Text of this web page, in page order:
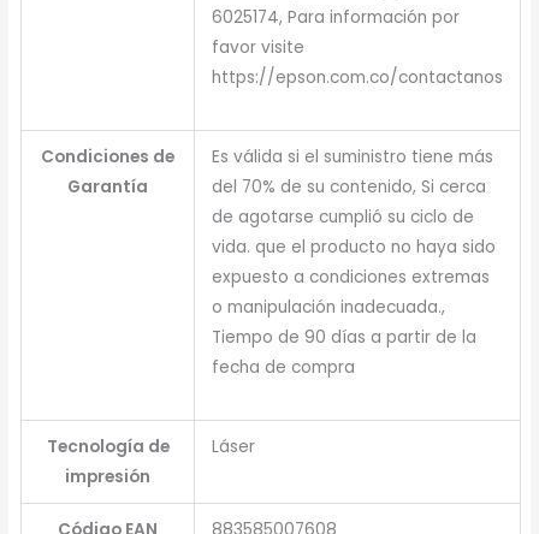
6025174, Para información por
favor visite
https://epson.com.co/contactanos
Condiciones de
Garantía
Es válida si el suministro tiene más
del 70% de su contenido, Si cerca
de agotarse cumplió su ciclo de
vida. que el producto no haya sido
expuesto a condiciones extremas
o manipulación inadecuada.,
Tiempo de 90 días a partir de la
fecha de compra
Tecnología de
impresión
Láser
Código EAN 883585007608